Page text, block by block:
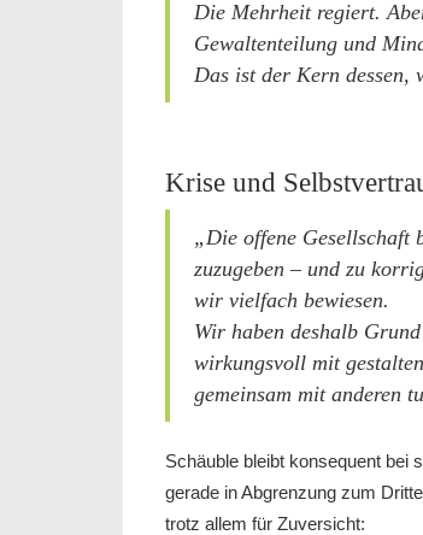
Die Mehrheit regiert.
Gewaltenteilung und
Das ist der Kern dessen,
Krise und
„Die offene Gesellschaft
zuzugeben – und zu
wir vielfach bewiesen.
Wir haben deshalb
wirkungsvoll mit
gemeinsam mit anderen
Schäuble bleibt konsequent bei
gerade in Abgrenzung zum
trotz allem für Zuversicht: